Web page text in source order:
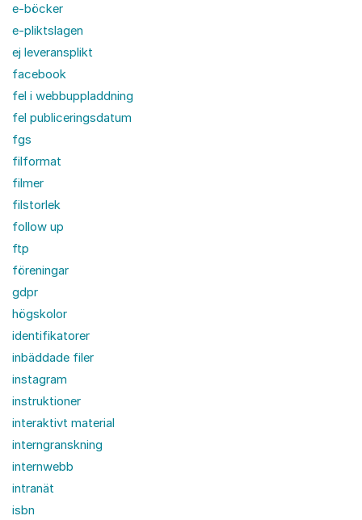
e-böcker
e-pliktslagen
ej leveransplikt
facebook
fel i webbuppladdning
fel publiceringsdatum
fgs
filformat
filmer
filstorlek
follow up
ftp
föreningar
gdpr
högskolor
identifikatorer
inbäddade filer
instagram
instruktioner
interaktivt material
interngranskning
internwebb
intranät
isbn